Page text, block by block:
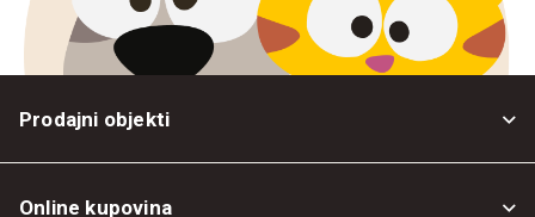
Prodajni objekti
Online kupovina